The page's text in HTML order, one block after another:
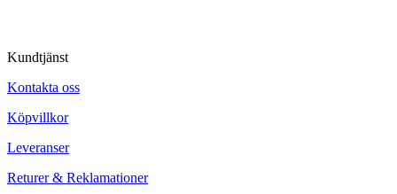
Kundtjänst
Kontakta oss
Köpvillkor
Leveranser
Returer & Reklamationer